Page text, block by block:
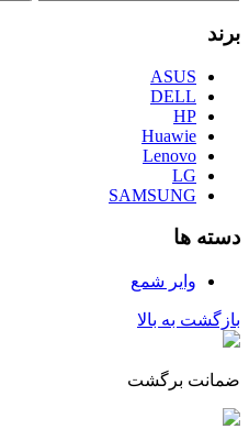
برند
ASUS
DELL
HP
Huawie
Lenovo
LG
SAMSUNG
دسته ها
وایر شمع
بازگشت به بالا
ضمانت برگشت